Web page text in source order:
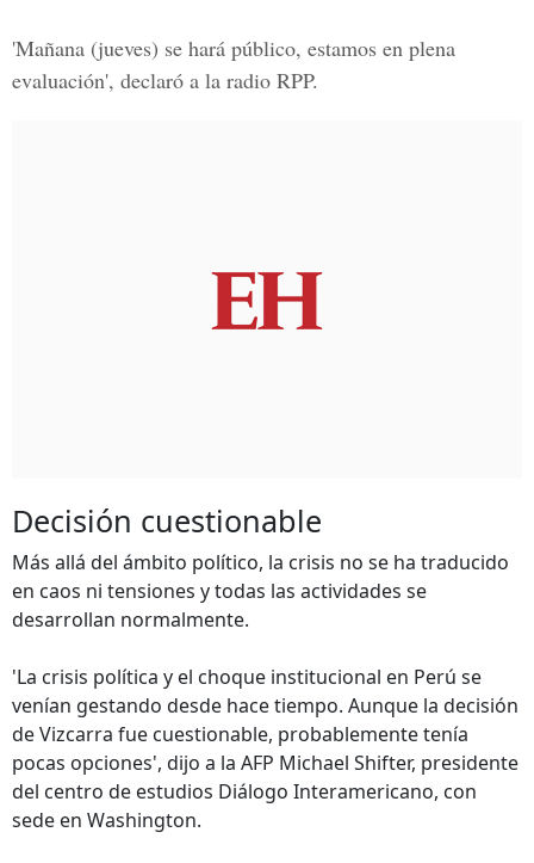
'Mañana (jueves) se hará público, estamos en plena
evaluación', declaró a la radio RPP.
Decisión cuestionable
Más allá del ámbito político, la crisis no se ha traducido
en caos ni tensiones y todas las actividades se
desarrollan normalmente.
'La crisis política y el choque institucional en Perú se
venían gestando desde hace tiempo. Aunque la decisión
de Vizcarra fue cuestionable, probablemente tenía
pocas opciones', dijo a la AFP Michael Shifter, presidente
del centro de estudios Diálogo Interamericano, con
sede en Washington.